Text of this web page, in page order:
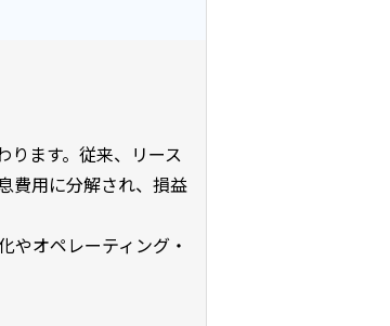
ります。従来、リース
費用に分解され、損益
やオペレーティング・